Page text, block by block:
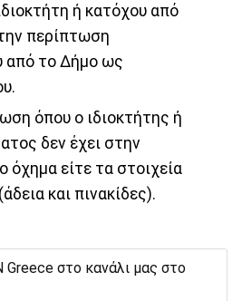
ή κατόχου από
περίπτωση
από το Δήμο ως
όπου ο ιδιοκτήτης ή
δεν έχει στην
όχημα είτε τα στοιχεία
και πινακίδες).
Greece στο κανάλι μας στο